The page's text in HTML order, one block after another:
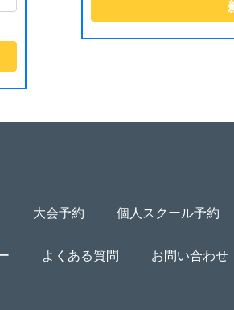
大会予約 個人スクール予約
よくある質問 お問い合わせ